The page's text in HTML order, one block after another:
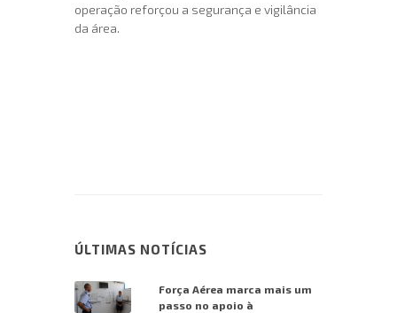
operação reforçou a segurança e vigilância
da área.
ÚLTIMAS NOTÍCIAS
Força Aérea marca mais um
passo no apoio à